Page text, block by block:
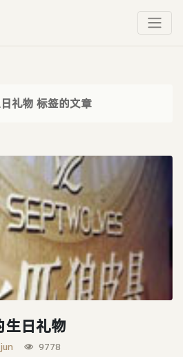
礼物 标签的文章
生日礼物
9778